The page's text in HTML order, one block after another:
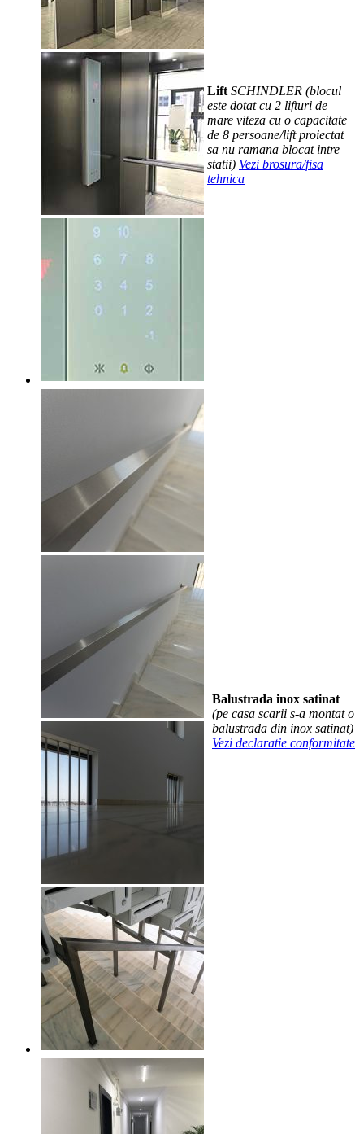
Lift SCHINDLER (blocul
este dotat cu 2 lifturi de
mare viteza cu o capacitate
de 8 persoane/lift proiectat
sa nu ramana blocat intre
statii) Vezi brosura/fisa
tehnica
Balustrada inox satinat
(pe casa scarii s-a montat o
balustrada din inox satinat)
Vezi declaratie conformitate